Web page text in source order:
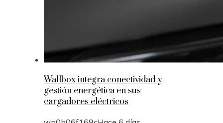
Wallbox integra conectividad y
gestión energética en sus
cargadores eléctricos